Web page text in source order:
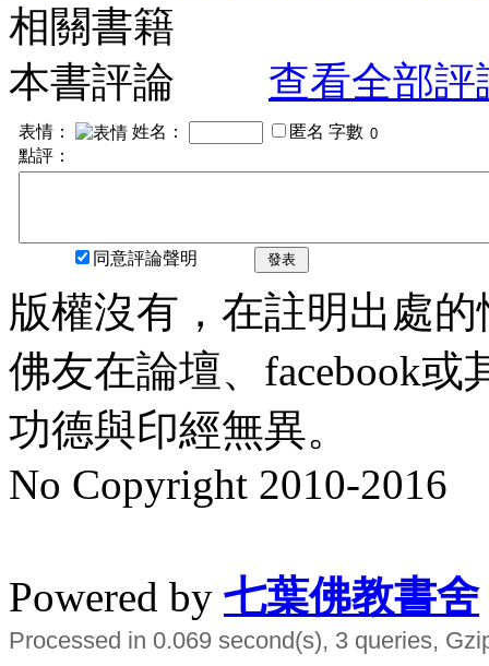
相關書籍
本書評論
查看全部評
表情： 姓名： 匿名 字數
點評：
同意評論聲明 發表
版權沒有，在註明出處
佛友在論壇、facebook
功德與印經無異。
No Copyright 2010-2016
Powered by 七葉佛教書舍
Processed in 0.069 second(s), 3 queries,